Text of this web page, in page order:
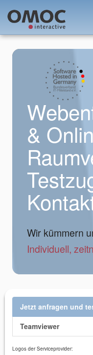
&
Wir kümmern
Individuell,
Jetzt anfragen und
Teamviewer
Logos der Serviceprovider: